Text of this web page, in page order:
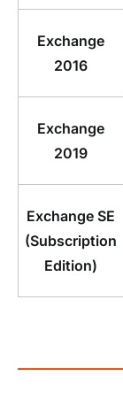
Exchange
2016
Exchange
2019
Exchange SE
(Subscription
Edition)